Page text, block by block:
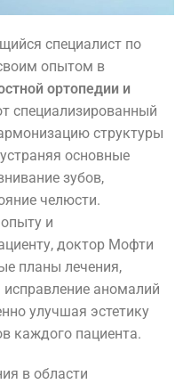
специалист по
опытом в
ортопедии и
специализированный
структуры
основные
зубов,
челюсти.
и
доктор Мофти
планы лечения,
аномалий
улучшая эстетику
каждого пациента.
в области